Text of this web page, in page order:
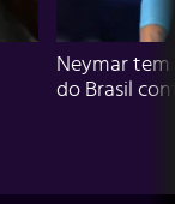
Neymar
do Brasil